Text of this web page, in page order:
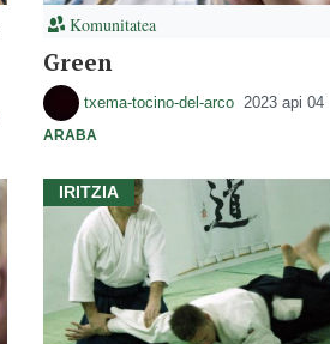
Komunitatea
Green
txema-tocino-del-arco 2023 api 04
ARABA
IRITZIA